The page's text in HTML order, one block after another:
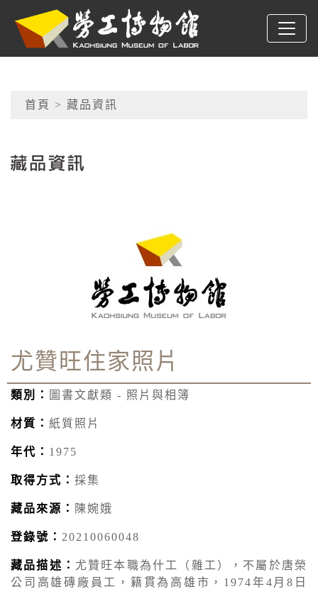
跳到主要內容
高雄市勞工博物館
網頁導覽
首頁 > 藏品資訊
尤贊旺住家照片
類別： 圖書文獻類 - 照片與相簿
材質： 紙質照片
年代： 1975
取得方式： 採集
藏品來源： 陳婉娥
登錄號： 20210060048
藏品描述： 尤贊旺本職為什工（雜工），不屬於唐榮
公司高雄磚廠員工，籍貫為高雄市，1974年4月8日